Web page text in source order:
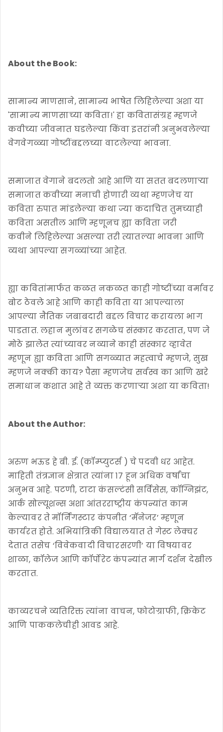
About the Book:
सामान्य माणसाने, सामान्य भाषेत लिहिलेल्या अशा या
'सामान्य माणसाच्या कविता!' हा कवितासंग्रह म्हणजे
कवीच्या जीवनात घडलेल्या किंवा इतरांनी अनुभवलेल्या
वेगवेगळ्या गोष्टींबद्दलच्या वाटलेल्या भावना.
समाजात वेगाने बदलतो आहे आणि या सतत बदलणाऱ्या
समाजात कवीच्या मनाची होणारी व्यथा म्हणजेच या
कविता रुपात मांडलेल्या कथा ज्या कदाचित तुमच्याही
कविता असतील आणि म्हणूनच ह्या कविता जरी
कवीने लिहिलेल्या असल्या तरी त्यातल्या भावना आणि
व्यथा आपल्या सगळ्यांच्या आहेत.
ह्या कवितांमार्फत कळत नकळत काही गोष्टींच्या वर्मावर
बोट ठेवले आहे आणि काही कविता या आपल्याला
आपल्या नैतिक जबाबदारी बद्दल विचार करायला भाग
पाडतात. लहान मुलांवर सगळेच संस्कार करतात, पण जे
मोठे झालेत त्यांच्यावर नव्याने काही संस्कार व्हावेत
म्हणून ह्या कविता आणि सगळ्यात महत्वाचे म्हणजे, सुख
म्हणजे नक्की काय? पैसा म्हणजेच सर्वस्व का आणि खरे
समाधान कशात आहे ते व्यक्त करणाऱ्या अशा या कविता!
About the Author:
अरुण भऊड हे बी. ई. (कॉम्प्युटर्स ) चे पदवी धर आहेत.
माहिती तंत्रज्ञान क्षेत्रात त्यांना १७ हून अधिक वर्षांचा
अनुभव आहे. पटणी, टाटा कंसल्टंसी सर्विसेस, कॉग्निझंट,
आर्क सोल्यूशन्स अशा आंतरराष्ट्रीय कंपन्यांत काम
केल्यावर ते मॉर्निंगस्टार कंपनीत ‘मॅनेजर’ म्हणून
कार्यरत होते. अभियांत्रिकी विद्यालयात ते गेस्ट लेक्चर
देतात तसेच ‘विवेकवादी विचारसरणी’ या विषयावर
शाळा, कॉलेज आणि कॉर्पोरेट कंपन्यांत मार्ग दर्शन देखील
करतात.
काव्यरचने व्यतिरिक्त त्यांना वाचन, फोटोग्राफी, क्रिकेट
आणि पाककलेचीही आवड आहे.